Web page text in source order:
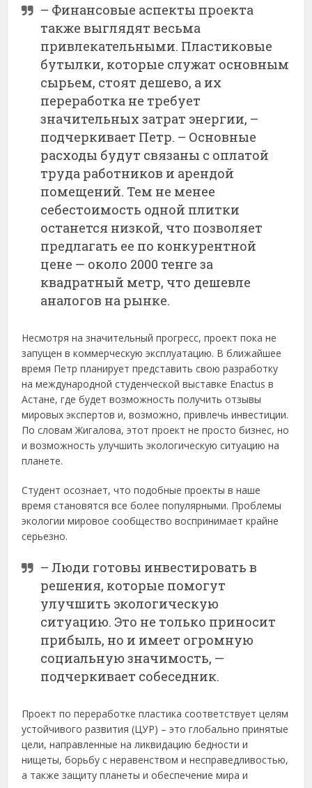
– Финансовые аспекты проекта
также выглядят весьма
привлекательными. Пластиковые
бутылки, которые служат основным
сырьем, стоят дешево, а их
переработка не требует
значительных затрат энергии, –
подчеркивает Петр. – Основные
расходы будут связаны с оплатой
труда работников и арендой
помещений. Тем не менее
себестоимость одной плитки
останется низкой, что позволяет
предлагать ее по конкурентной
цене — около 2000 тенге за
квадратный метр, что дешевле
аналогов на рынке.
Несмотря на значительный прогресс, проект пока не
запущен в коммерческую эксплуатацию. В ближайшее
время Петр планирует представить свою разработку
на международной студенческой выставке Enactus в
Астане, где будет возможность получить отзывы
мировых экспертов и, возможно, привлечь инвестиции.
По словам Жигалова, этот проект не просто бизнес, но
и возможность улучшить экологическую ситуацию на
планете.
Студент осознает, что подобные проекты в наше
время становятся все более популярными. Проблемы
экологии мировое сообщество воспринимает крайне
серьезно.
– Люди готовы инвестировать в
решения, которые помогут
улучшить экологическую
ситуацию. Это не только приносит
прибыль, но и имеет огромную
социальную значимость, —
подчеркивает собеседник.
Проект по переработке пластика соответствует целям
устойчивого развития (ЦУР) – это глобально принятые
цели, направленные на ликвидацию бедности и
нищеты, борьбу с неравенством и несправедливостью,
а также защиту планеты и обеспечение мира и